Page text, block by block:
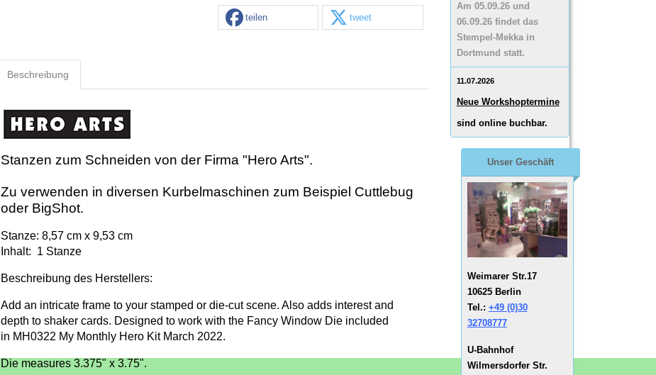
teilen tweet
Beschreibung
Stanzen zum Schneiden von der Firma "Hero Arts".
Zu verwenden in diversen Kurbelmaschinen zum Beispiel Cuttlebug
oder BigShot.
Stanze: 8,57 cm x 9,53 cm
Inhalt: 1 Stanze
Beschreibung des Herstellers:
Add an intricate frame to your stamped or die-cut scene. Also adds interest and
depth to shaker cards. Designed to work with the Fancy Window Die included
in MH0322 My Monthly Hero Kit March 2022.
Die measures 3.375" x 3.75".
Am 05.09.26 und
06.09.26 findet das
Stempel-Mekka in
Dortmund statt.
11.07.2026
Neue Workshoptermine
sind online buchbar.
Unser Geschäft
Weimarer Str.17
10625 Berlin
Tel.: +49 (0)30
32708777
U-Bahnhof
Wilmersdorfer Str.